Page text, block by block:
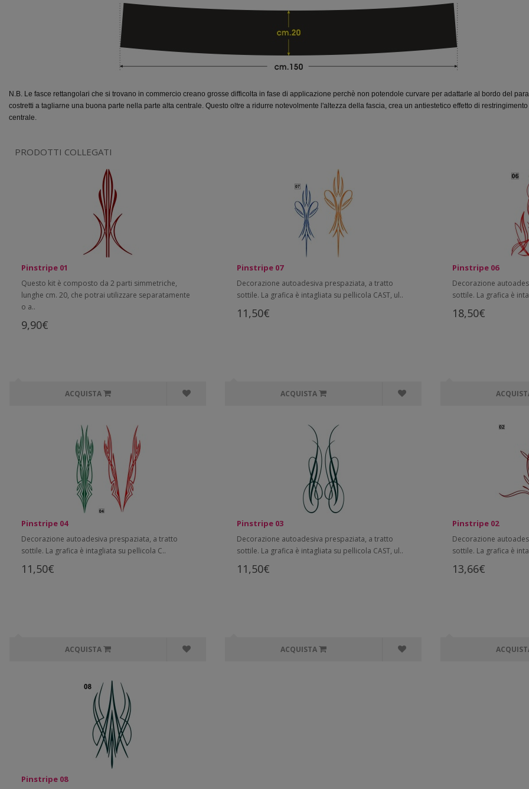
N.B. Le fasce rettangolari che si trovano in commercio creano grosse difficolta in fase di applicazione perchè non potendole curvare per adattarle al bordo del
costretti a tagliarne una buona parte nella parte alta centrale. Questo oltre a ridurre notevolmente l'altezza della fascia, crea un antiestetico effetto di
centrale.
PRODOTTI COLLEGATI
Pinstripe 01
Questo kit è composto da 2 parti simmetriche,
lunghe cm. 20, che potrai utilizzare separatamente
o a..
9,90€
ACQUISTA
Pinstripe 07
Decorazione autoadesiva prespaziata, a tratto
sottile. La grafica è intagliata su pellicola CAST, ul..
11,50€
ACQUISTA
Pinstripe 06
Decorazione
sottile. La grafica è
18,50€
Pinstripe 04
Decorazione autoadesiva prespaziata, a tratto
sottile. La grafica è intagliata su pellicola C..
11,50€
ACQUISTA
Pinstripe 03
Decorazione autoadesiva prespaziata, a tratto
sottile. La grafica è intagliata su pellicola CAST, ul..
11,50€
ACQUISTA
Pinstripe 02
Decorazione
sottile. La grafica è
13,66€
Pinstripe 08